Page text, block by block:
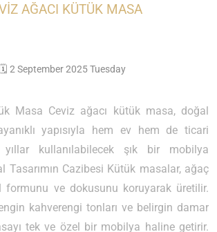
AĞACI KÜTÜK MASA
🗓️ 2 September 2025 Tuesday
Masa Ceviz ağacı kütük masa, doğal
yapısıyla hem ev hem de ticari
kullanılabilecek şık bir mobilya
Tasarımın Cazibesi Kütük masalar, ağaç
formunu ve dokusunu koruyarak üretilir.
kahverengi tonları ve belirgin damar
tek ve özel bir mobilya haline getirir.